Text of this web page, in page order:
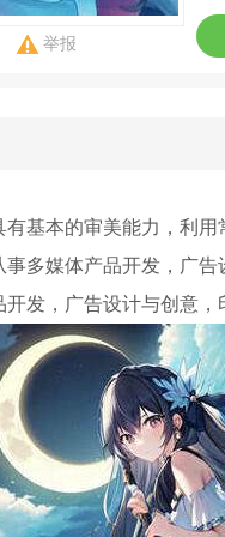
举报
有基本的审美能力，利
多媒体产品开发，广
发，广告设计与创意